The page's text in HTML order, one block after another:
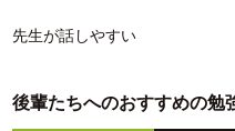
先生が話しやすい
後輩たちへのおすすめの勉